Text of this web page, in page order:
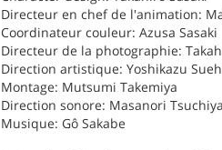
Directeur en chef de l'animation:
Coordinateur couleur: Azusa Sasaki
Directeur de la photographie:
Direction artistique: Yoshikazu
Montage: Mutsumi Takemiya
Direction sonore: Masanori Tsuchiya
Musique: Gô Sakabe